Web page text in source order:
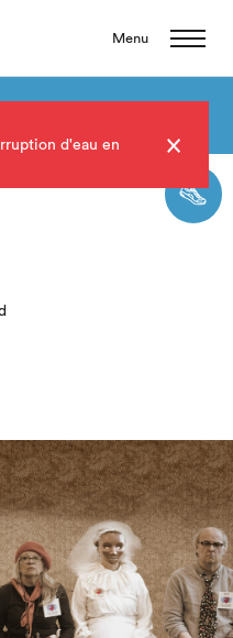
Menu
d'eau en